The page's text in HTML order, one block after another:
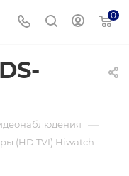
0
—
(HD TVI) Hiwatch